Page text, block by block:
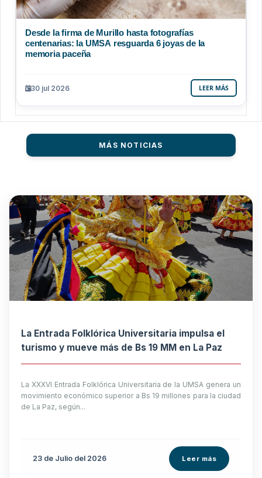
Desde la firma de Murillo hasta fotografías
centenarias: la UMSA resguarda 6 joyas de la
memoria paceña
30 jul 2026 LEER MÁS
MÁS NOTICIAS
La Entrada Folklórica Universitaria impulsa el
turismo y mueve más de Bs 19 MM en La Paz
La XXXVI Entrada Folklórica Universitaria de la UMSA genera un
movimiento económico superior a Bs 19 millones para la ciudad
de La Paz, según...
23 de Julio del 2026 Leer más